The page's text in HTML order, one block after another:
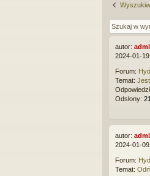
autor:
2024-01-
Forum:
Temat:
Odsłony:
autor:
2024-01-
Forum:
Temat: